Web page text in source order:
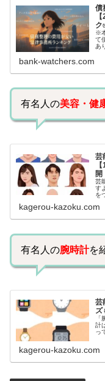
債
ク
※
て
あ
bank-watchers.com
有名人の美容・健
芸
開
芸
す
を
い
kagerou-kazoku.com
有名人の腕時計を
芸
ズ
計
っ
kagerou-kazoku.com